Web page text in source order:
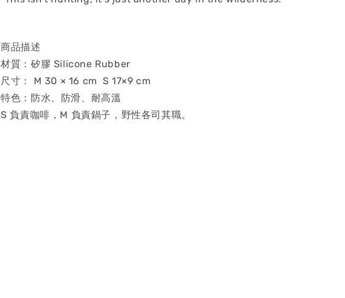
商品描述
材質：矽膠 Silicone Rubber
尺寸： M 30 × 16 cm S 17×9 cm
特色：防水、防滑、耐高溫
S 負責咖啡，M 負責鍋子，野性各司其職。